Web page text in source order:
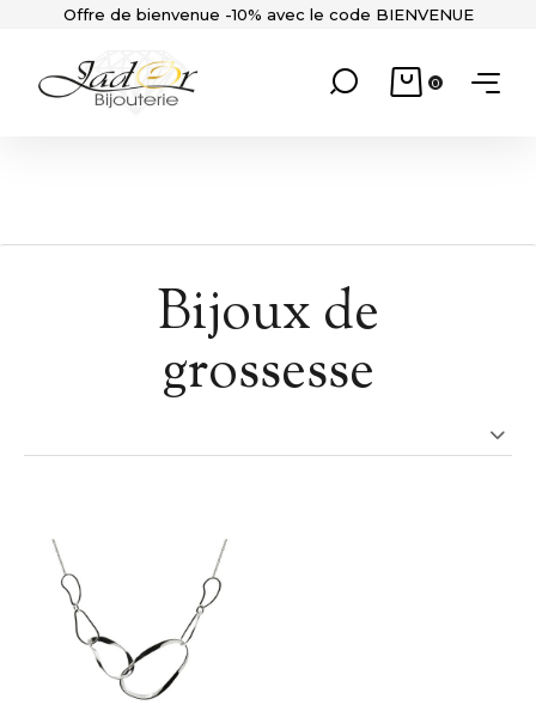
Offre de bienvenue -10% avec le code BIENVENUE
0
Bijoux de
grossesse